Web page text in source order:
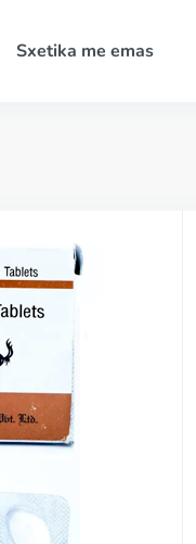
Sxetika me emas